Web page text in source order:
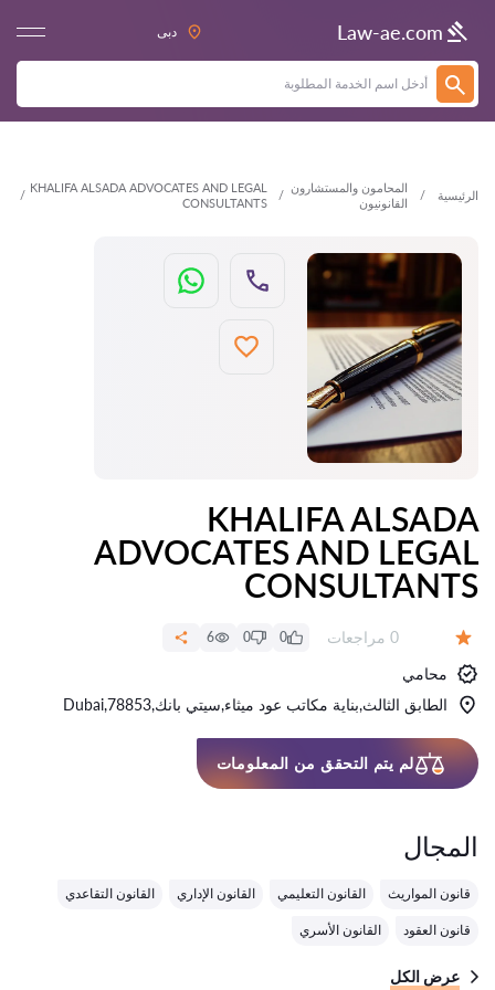
Law-ae.com دبى
الرئيسية
المحامون والمستشارون
القانونيون
KHALIFA ALSADA ADVOCATES AND LEGAL
CONSULTANTS
العودة
KHALIFA ALSADA
ADVOCATES AND LEGAL
CONSULTANTS
عدد المراجعات:
0 مراجعات 0
0
6
محامي
الطابق الثالث,بناية مكاتب عود ميثاء,سيتي بانك,78853,Dubai
لم يتم التحقق من المعلومات
المجال
قانون المواريث القانون التعليمي القانون الإداري القانون التقاعدي
قانون العقود القانون الأسري
عرض الكل